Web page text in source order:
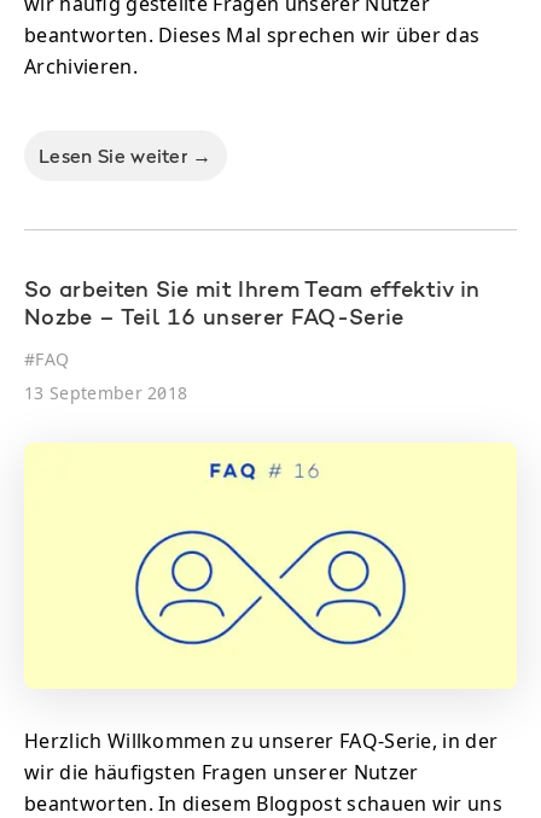
beantworten. Dieses Mal sprechen wir über das
Archivieren.
Lesen Sie weiter →
So arbeiten Sie mit Ihrem Team effektiv in
Nozbe – Teil 16 unserer FAQ-Serie
#FAQ
13 September 2018
Herzlich Willkommen zu unserer FAQ-Serie, in der
wir die häufigsten Fragen unserer Nutzer
beantworten. In diesem Blogpost schauen wir uns